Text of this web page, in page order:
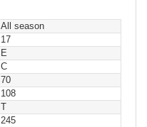
All season
17
E
C
70
108
245